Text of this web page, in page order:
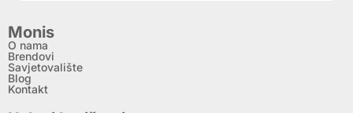
Monis
O nama
Brendovi
Savjetovalište
Blog
Kontakt